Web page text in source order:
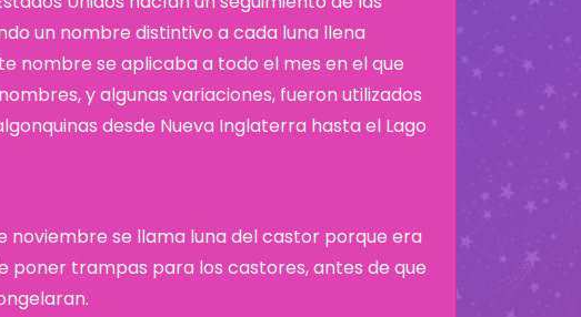
un nombre distintivo a cada luna llena
nombre se aplicaba a todo el mes en el que
y algunas variaciones, fueron utilizados
desde Nueva Inglaterra hasta el Lago
noviembre se llama luna del castor porque era
poner trampas para los castores, antes de que